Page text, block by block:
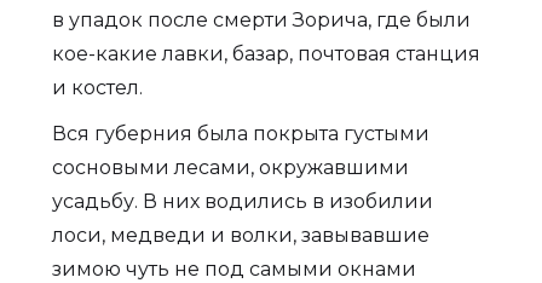
в упадок после смерти Зорича, где были
кое-какие лавки, базар, почтовая станция
и костел.
Вся губерния была покрыта густыми
сосновыми лесами, окружавшими
усадьбу. В них водились в изобилии
лоси, медведи и волки, завывавшие
зимою чуть не под самыми окнами